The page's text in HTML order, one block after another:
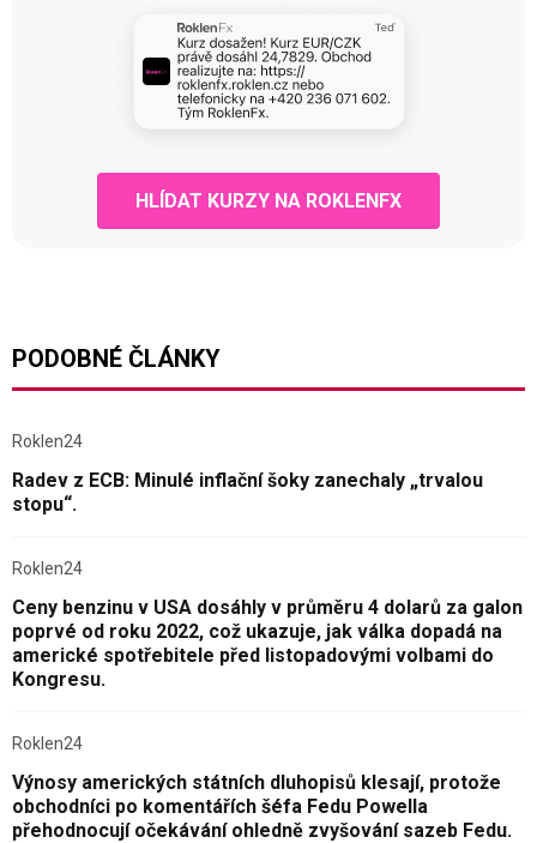
HLÍDAT KURZY NA ROKLENFX
PODOBNÉ ČLÁNKY
Roklen24
Radev z ECB: Minulé inflační šoky zanechaly „trvalou
stopu“.
Roklen24
Ceny benzinu v USA dosáhly v průměru 4 dolarů za galon
poprvé od roku 2022, což ukazuje, jak válka dopadá na
americké spotřebitele před listopadovými volbami do
Kongresu.
Roklen24
Výnosy amerických státních dluhopisů klesají, protože
obchodníci po komentářích šéfa Fedu Powella
přehodnocují očekávání ohledně zvyšování sazeb Fedu.